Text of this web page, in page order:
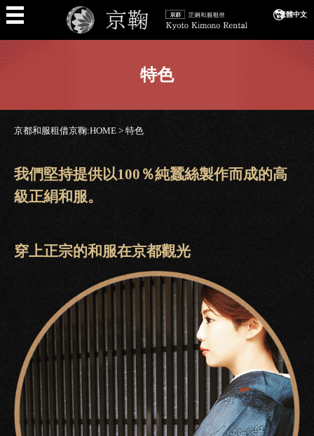
繁體中文
特色
京都和服租借京鞠:HOME > 特色
我們堅持提供以100％純蠶絲製作而成的高
級正絹和服。
穿上正宗的和服在京都觀光